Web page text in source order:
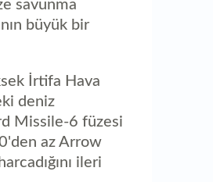
savunma
büyük bir
İrtifa Hava
deniz
Missile-6 füzesi
az Arrow
ileri